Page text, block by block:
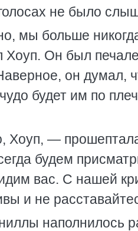
не было
мы больше
Хоуп. Он был
он думал,
будет им по
—
будем
вас. С нашей
и не
наполнилось